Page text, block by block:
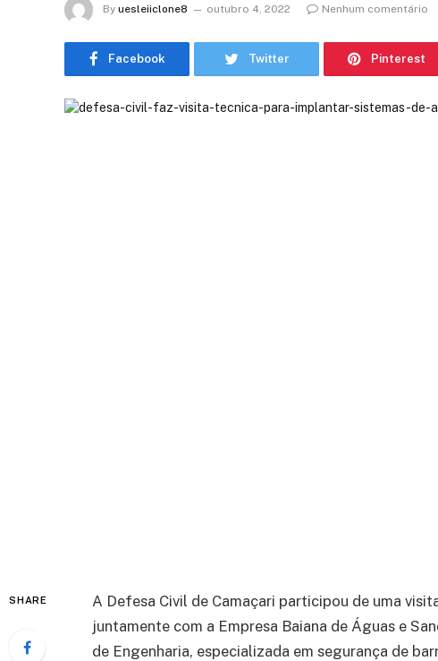
By uesleiiclone8 outubro 4, 2022 Nenhum comentário
Facebook Twitter Pinterest
SHARE
A Defesa Civil de Camaçari participou de uma
juntamente com a Empresa Baiana de Águas e
de Engenharia, especializada em segurança de